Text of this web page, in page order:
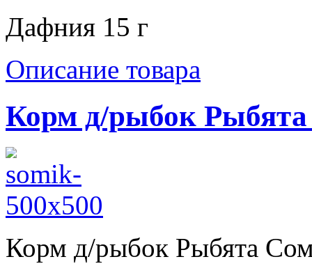
Дафния 15 г
Описание товара
Корм д/рыбок
Корм д/рыбок Рыбята